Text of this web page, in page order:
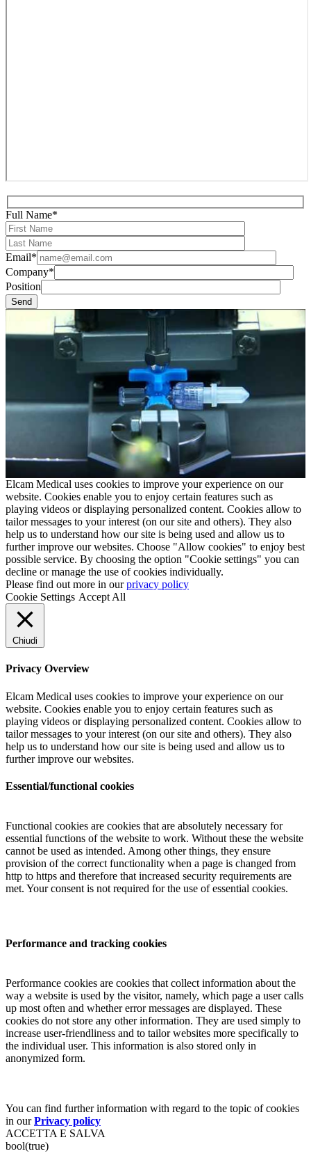
Full Name*
Email*
Company*
Position
Elcam Medical uses cookies to improve your experience on our
website. Cookies enable you to enjoy certain features such as
playing videos or displaying personalized content. Cookies allow to
tailor messages to your interest (on our site and others). They also
help us to understand how our site is being used and allow us to
further improve our websites. Choose "Allow cookies" to enjoy best
possible service. By choosing the option "Cookie settings" you can
decline or manage the use of cookies individually.
Please find out more in ourprivacy policy
Cookie Settings Accept All
Chiudi
Privacy Overview
Elcam Medical uses cookies to improve your experience on our
website. Cookies enable you to enjoy certain features such as
playing videos or displaying personalized content. Cookies allow to
tailor messages to your interest (on our site and others). They also
help us to understand how our site is being used and allow us to
further improve our websites.
Essential/functional cookies
Functional cookies are cookies that are absolutely necessary for
essential functions of the website to work. Without these the website
cannot be used as intended. Among other things, they ensure
provision of the correct functionality when a page is changed from
http to https and therefore that increased security requirements are
met. Your consent is not required for the use of essential cookies.
Performance and tracking cookies
Performance cookies are cookies that collect information about the
way a website is used by the visitor, namely, which page a user calls
up most often and whether error messages are displayed. These
cookies do not store any other information. They are used simply to
increase user-friendliness and to tailor websites more specifically to
the individual user. This information is also stored only in
anonymized form.
You can find further information with regard to the topic of cookies
in ourPrivacy policy
ACCETTA E SALVA
bool(true)